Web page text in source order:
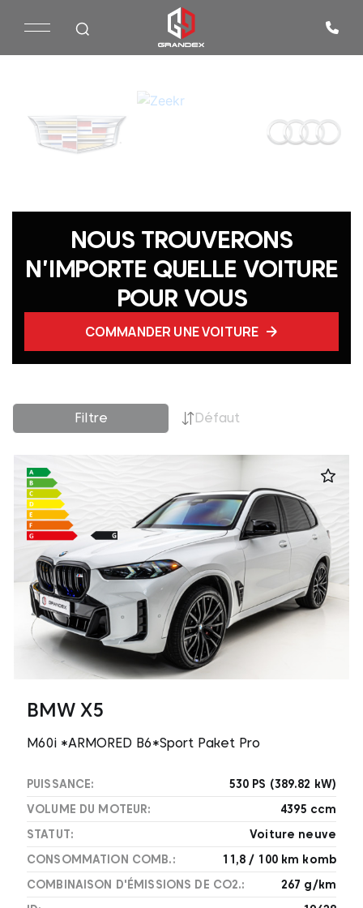
NOUS TROUVERONS
N'IMPORTE QUELLE VOITURE
POUR VOUS
COMMANDER UNE VOITURE
Filtre Défaut
BMW X5
M60i *ARMORED B6*Sport Paket Pro
PUISSANCE:
530 PS (389.82 kW)
VOLUME DU MOTEUR:
4395 ccm
STATUT:
Voiture neuve
CONSOMMATION COMB.:
11,8 / 100 km komb
COMBINAISON D'ÉMISSIONS DE CO2.:
267 g/km